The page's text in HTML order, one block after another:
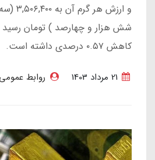
و
شش هزار و چهارصد ) تومان رسید
کاهش ۰.۵۷ درصدی داشته است.
روابط عمومی